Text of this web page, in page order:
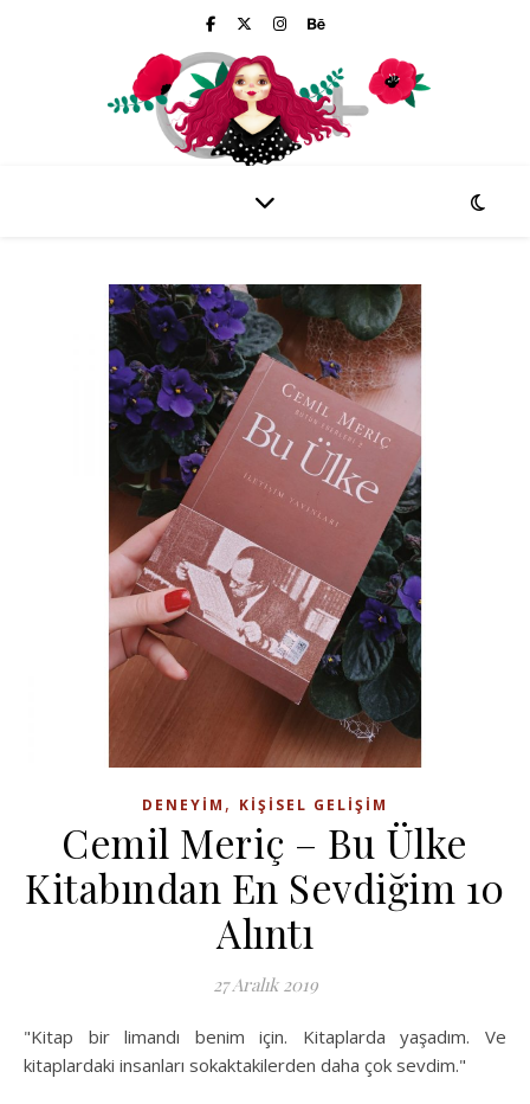
DENEYIM , KIŞISEL GELIŞIM
Cemil Meriç – Bu Ülke
Kitabından En Sevdiğim 10
Alıntı
27 Aralık 2019
"Kitap bir limandı benim için. Kitaplarda yaşadım. Ve
kitaplardaki insanları sokaktakilerden daha çok sevdim."